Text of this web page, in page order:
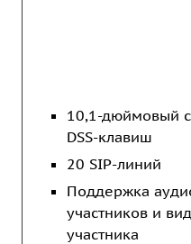
10,1-дюймовый
DSS-клавиш
20 SIP-линий
Поддержка
участников и
участника